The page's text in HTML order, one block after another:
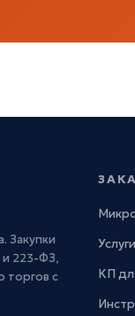
Закупки
и 223-ФЗ,
торгов с
КП